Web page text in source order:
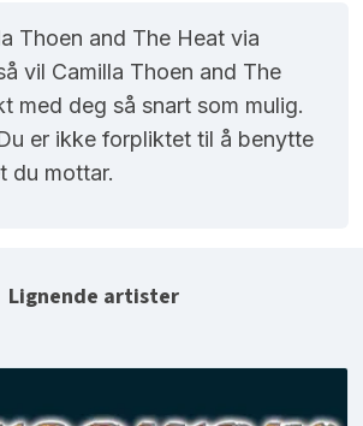
Thoen and The Heat via
vil Camilla Thoen and The
med deg så snart som mulig.
er ikke forpliktet til å benytte
du mottar.
Lignende artister